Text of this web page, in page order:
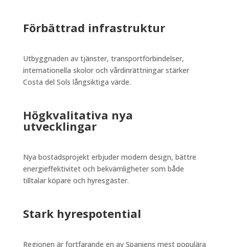
Förbättrad infrastruktur
Utbyggnaden av tjänster, transportförbindelser,
internationella skolor och vårdinrättningar stärker
Costa del Sols långsiktiga värde.
Högkvalitativa nya
utvecklingar
Nya bostadsprojekt erbjuder modern design, bättre
energieffektivitet och bekvämligheter som både
tilltalar köpare och hyresgäster.
Stark hyrespotential
Regionen är fortfarande en av Spaniens mest populära